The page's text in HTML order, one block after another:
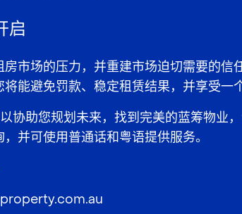
启
房市场的压力，并重建市场迫切需要的信
能避免罚款、稳定租赁结果，并享受一
助您规划未来，找到完美的蓝筹物业
并可使用普通话和粤语提供服务。